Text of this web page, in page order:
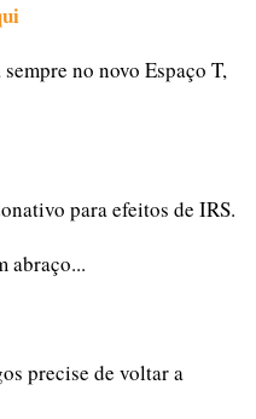
no novo Espaço T,
para efeitos de IRS.
abraço...
precise de voltar a